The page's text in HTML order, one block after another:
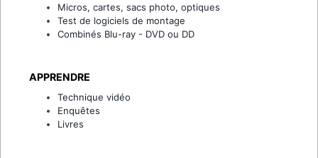
Micros, cartes, sacs photo, optiques
Test de logiciels de montage
Combinés Blu-ray - DVD ou DD
APPRENDRE
Technique vidéo
Enquêtes
Livres